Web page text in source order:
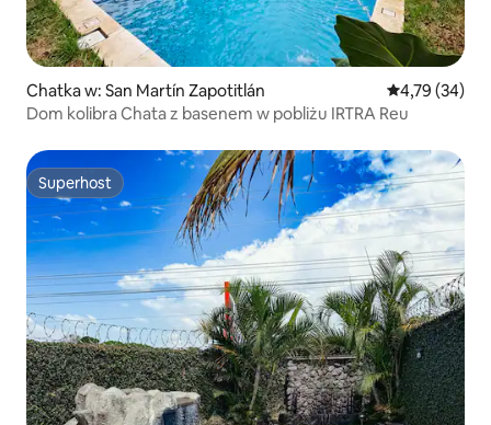
Chatka w: San Martín Zapotitlán Średnia
4,79 (34)
Dom kolibra Chata z basenem w pobliżu IRTRA Reu
Superhost
Superhost